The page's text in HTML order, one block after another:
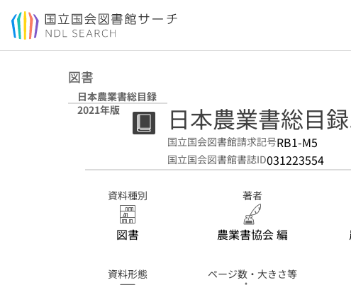
本文へ移動
図書
日本農業書総目録
2021年版
日本農業書総目
国立国会図書館請求記号RB1-M5
国立国会図書館書誌ID031223554
資料種別
図書
著者
農業書協会 編
資料形態 ページ数・大きさ等